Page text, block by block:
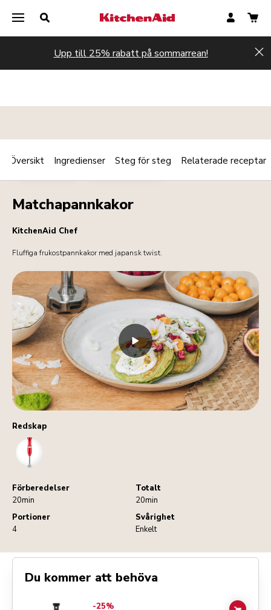
Upp till 25% rabatt på sommarrean!
Redskap
HandBlender
Förberedelser
20min
Totalt
20min
Portioner
4
Svårighet
Enkelt
EFTERRÄTTER FRUKOST/BRUNCH Print
Share
Matchapannkakor
KitchenAid Chef
Fluffiga frukostpannkakor med japansk twist.
Översikt Ingredienser Steg för steg Relaterade receptar
Du kommer att behöva
SLADDLÖS STAVMIXER PLUS TILLBEHÖR MED BATTERI –
-25%